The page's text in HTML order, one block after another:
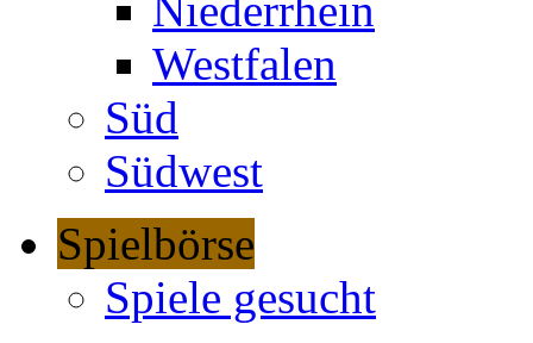
Niederrhein
Westfalen
Süd
Südwest
Spielbörse
Spiele gesucht